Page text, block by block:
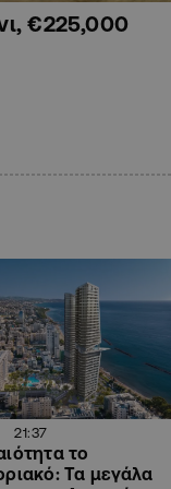
€225,000
21:37
το
Τα μεγάλα